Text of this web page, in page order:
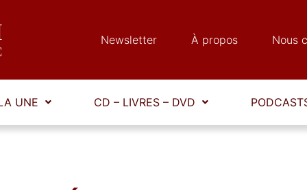
Newsletter À propos Nous
UNE CD – LIVRES – DVD